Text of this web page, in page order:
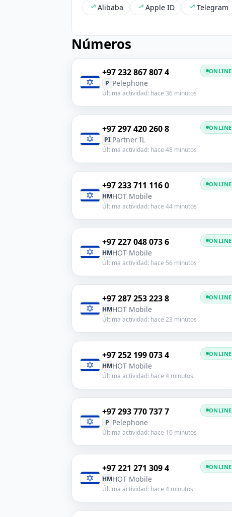
Alibaba
Apple ID Telegram
Números
+97 232 867 807 4
P Pelephone
Última actividad: hace 36 minutos
ONLINE
+97 297 420 260 8
PI Partner IL
Última actividad: hace 48 minutos
ONLINE
+97 233 711 116 0
HMHOT Mobile
Última actividad: hace 44 minutos
ONLINE
+97 227 048 073 6
HMHOT Mobile
Última actividad: hace 56 minutos
ONLINE
+97 287 253 223 8
HMHOT Mobile
Última actividad: hace 23 minutos
ONLINE
+97 252 199 073 4
HMHOT Mobile
Última actividad: hace 4 minutos
ONLINE
+97 293 770 737 7
P Pelephone
Última actividad: hace 10 minutos
ONLINE
+97 221 271 309 4
HMHOT Mobile
Última actividad: hace 4 minutos
ONLINE